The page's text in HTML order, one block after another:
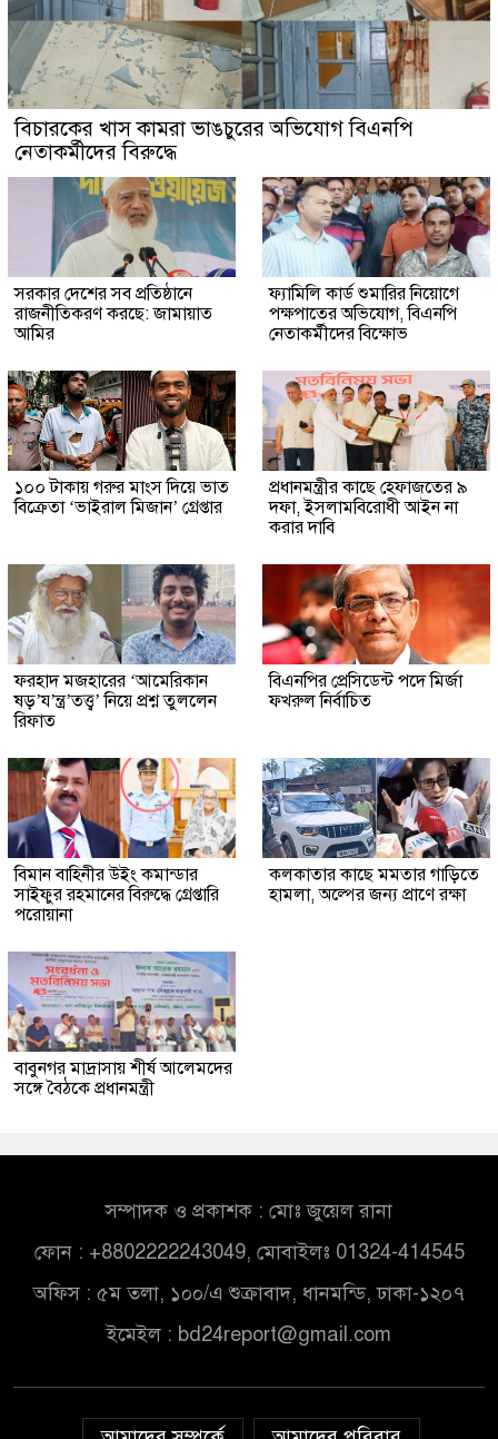
বিচারকের খাস কামরা ভাঙচুরের অভিযোগ বিএনপি
নেতাকর্মীদের বিরুদ্ধে
সরকার দেশের সব প্রতিষ্ঠানে
রাজনীতিকরণ করছে: জামায়াত
আমির
ফ্যামিলি কার্ড শুমারির নিয়োগে
পক্ষপাতের অভিযোগ, বিএনপি
নেতাকর্মীদের বিক্ষোভ
১০০ টাকায় গরুর মাংস দিয়ে ভাত
বিক্রেতা ‘ভাইরাল মিজান’ গ্রেপ্তার
প্রধানমন্ত্রীর কাছে হেফাজতের ৯
দফা, ইসলামবিরোধী আইন না
করার দাবি
ফরহাদ মজহারের ‘আমেরিকান
ষড়’য’ন্ত্র’তত্ত্ব’ নিয়ে প্রশ্ন তুললেন
রিফাত
বিএনপির প্রেসিডেন্ট পদে মির্জা
ফখরুল নির্বাচিত
বিমান বাহিনীর উইং কমান্ডার
সাইফুর রহমানের বিরুদ্ধে গ্রেপ্তারি
পরোয়ানা
কলকাতার কাছে মমতার গাড়িতে
হামলা, অল্পের জন্য প্রাণে রক্ষা
বাবুনগর মাদ্রাসায় শীর্ষ আলেমদের
সঙ্গে বৈঠকে প্রধানমন্ত্রী
সম্পাদক ও প্রকাশক : মোঃ জুয়েল রানা
ফোন : +8802222243049, মোবাইলঃ 01324-414545
অফিস : ৫ম তলা, ১০০/এ শুক্রাবাদ, ধানমন্ডি, ঢাকা-১২০৭
ইমেইল : bd24report@gmail.com